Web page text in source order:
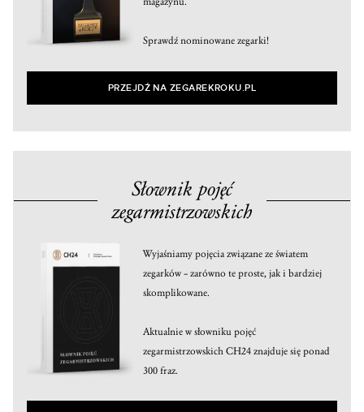
Sprawdź nominowane zegarki!
PRZEJDŹ NA ZEGAREKROKU.PL
Słownik pojęć
zegarmistrzowskich
Wyjaśniamy pojęcia związane ze światem
zegarków – zarówno te proste, jak i bardziej
skomplikowane.
Aktualnie w słowniku pojęć
zegarmistrzowskich CH24 znajduje się ponad
300 fraz.